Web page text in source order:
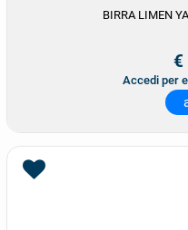
BIRRA LIMEN
€
Accedi per